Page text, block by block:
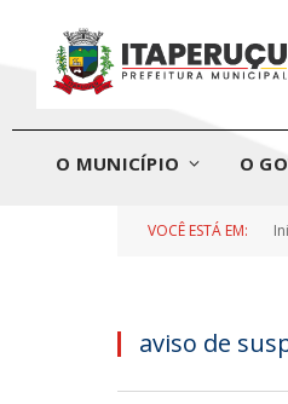
O MUNICÍPIO O
VOCÊ ESTÁ EM:
aviso de